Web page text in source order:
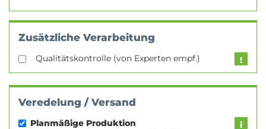
Zusätzliche Verarbeitung
Qualitätskontrolle (von Experten empf.)
Veredelung / Versand
Planmäßige Produktion